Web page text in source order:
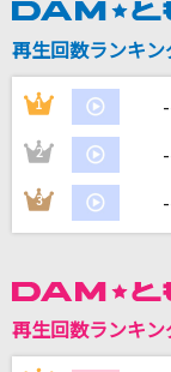
世界でいちば
超ときめき宣伝部(と
再生回数ランキン
1
2
3
再生回数ランキン